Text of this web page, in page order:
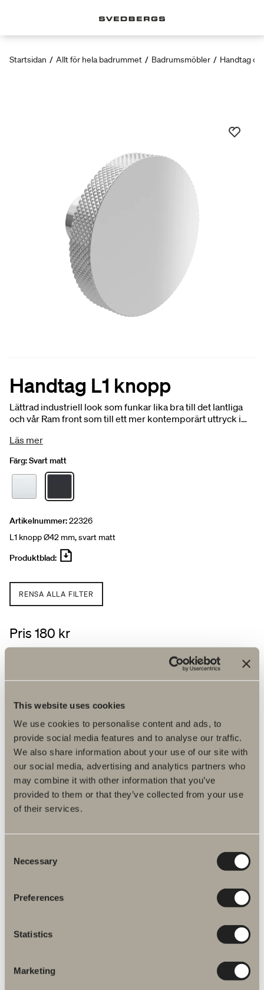
This website uses cookies
We use cookies to personalise content and ads, to
provide social media features and to analyse our traffic.
We also share information about your use of our site with
our social media, advertising and analytics partners who
may combine it with other information that you’ve
provided to them or that they’ve collected from your use
of their services.
Selection
Necessary
Preferences
Statistics
Marketing
Startsidan / Allt för hela badrummet / Badrumsmöbler / Handtag
Handtag L1 knopp
Lättrad industriell look som funkar lika bra till det lantliga
och vår Ram front som till ett mer kontemporärt uttryck i
Läs mer
Färg:Svart matt
Artikelnummer:22326
L1 knopp Ø42 mm, svart matt
Produktblad:
RENSA ALLA FILTER
Pris 180 kr
LÄGG I KUNDVAGNEN
Produktfakta
Produktbeskrivning
DWG-filer
Artikelnummer